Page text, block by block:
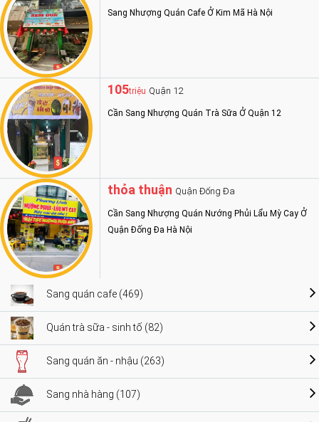
Sang Nhượng Quán Cafe Ở Kim Mã Hà Nội
105triệu Quận 12
Cần Sang Nhượng Quán Trà Sữa Ở Quận 12
thỏa thuận Quận Đống Đa
Cần Sang Nhượng Quán Nướng Phủi Lẩu Mỳ Cay Ở
Quận Đống Đa Hà Nội
Sang quán cafe (469)
Quán trà sữa - sinh tố (82)
Sang quán ăn - nhậu (263)
Sang nhà hàng (107)